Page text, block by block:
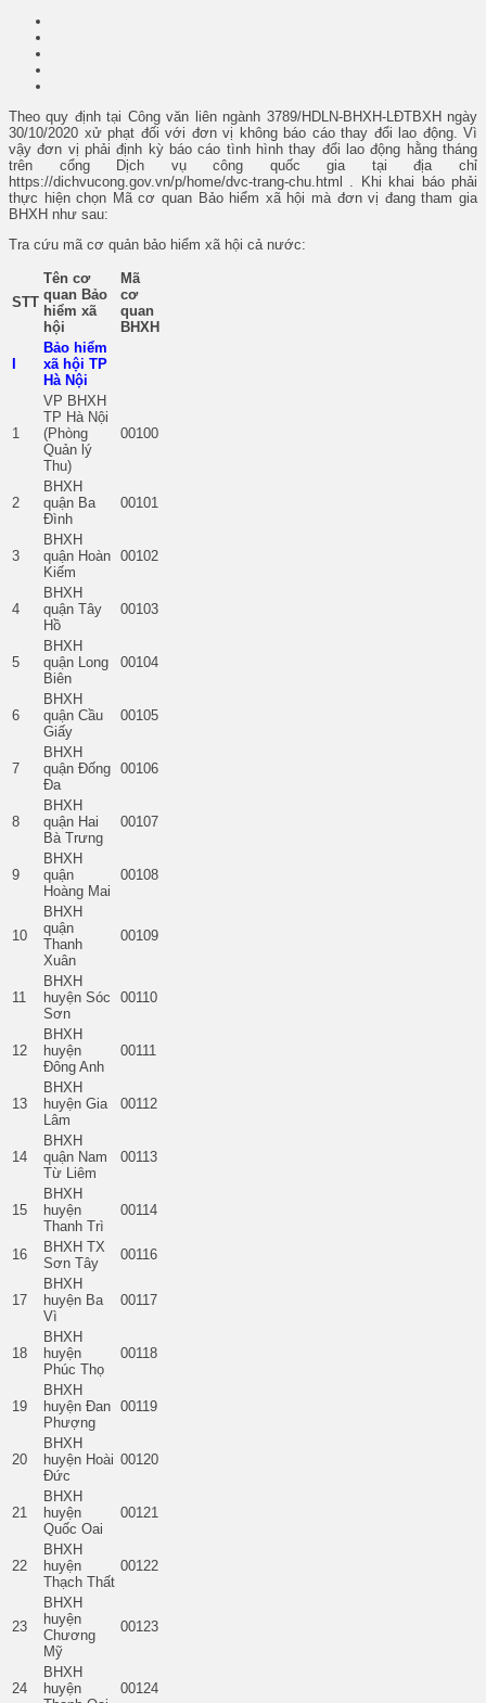
Theo quy định tại Công văn liên ngành 3789/HDLN-BHXH-LĐTBXH ngày
30/10/2020 xử phạt đối với đơn vị không báo cáo thay đổi lao động. Vì
vậy đơn vị phải định kỳ báo cáo tình hình thay đổi lao động hằng tháng
trên cổng Dịch vụ công quốc gia tại địa chỉ
https://dichvucong.gov.vn/p/home/dvc-trang-chu.html . Khi khai báo phải
thực hiện chọn Mã cơ quan Bảo hiểm xã hội mà đơn vị đang tham gia
BHXH như sau:
Tra cứu mã cơ quản bảo hiểm xã hội cả nước:
STT
Tên cơ
quan Bảo
hiểm xã
hội
Mã
cơ
quan
BHXH
Bảo hiểm
xã hội TP
Hà Nội
1
VP BHXH
TP Hà Nội
(Phòng
Quản lý
Thu)
00100
2
BHXH
quận Ba
Đình
00101
3
BHXH
quận Hoàn
Kiếm
00102
4
BHXH
quận Tây
Hồ
00103
5
BHXH
quận Long
Biên
00104
6
BHXH
quận Cầu
Giấy
00105
7
BHXH
quận Đống
Đa
00106
8
BHXH
quận Hai
Bà Trưng
00107
9
BHXH
quận
Hoàng Mai
00108
10
BHXH
quận
Thanh
Xuân
00109
11
BHXH
huyện Sóc
Sơn
00110
12
BHXH
huyện
Đông Anh
00111
13
BHXH
huyện Gia
Lâm
00112
14
BHXH
quận Nam
Từ Liêm
00113
15
BHXH
huyện
Thanh Trì
00114
16
BHXH TX
Sơn Tây
00116
17
BHXH
huyện Ba
Vì
00117
18
BHXH
huyện
Phúc Thọ
00118
19
BHXH
huyện Đan
Phượng
00119
20
BHXH
huyện Hoài
Đức
00120
21
BHXH
huyện
Quốc Oai
00121
22
BHXH
huyện
Thạch Thất
00122
23
BHXH
huyện
Chương
Mỹ
00123
24
BHXH
huyện
00124